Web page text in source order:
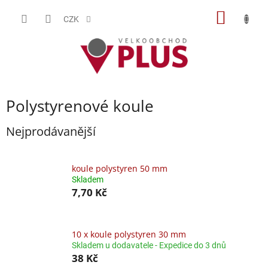
CZK
Polystyrenové koule
Nejprodávanější
koule polystyren 50 mm
Skladem
7,70 Kč
10 x koule polystyren 30 mm
Skladem u dodavatele - Expedice do 3 dnů
38 Kč